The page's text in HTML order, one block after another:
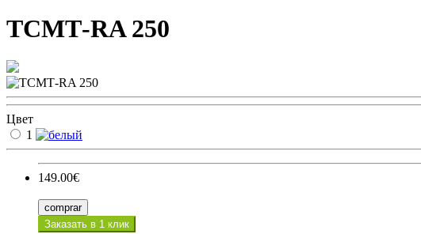
ТСМТ-RA 250
Цвет
1
149.00€
comprar
Заказать в 1 клик